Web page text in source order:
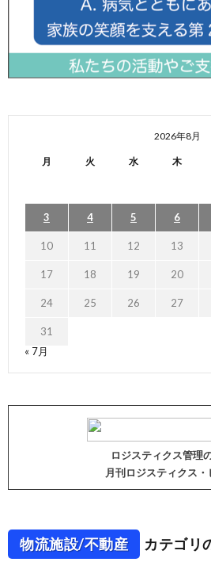
2026年8月
月 火 水 木
3 4 5 6
10 11 12 13
17 18 19 20
24 25 26 27
31
« 7月
ロジスティクス管理
月刊ロジスティクス・
物流施設/不動産 カテゴリ